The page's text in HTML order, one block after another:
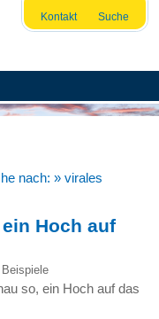
Kontakt Suche
nach: » virales
Hoch auf
so, ein Hoch auf das